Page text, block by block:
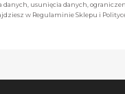
usunięcia danych,
w Regulaminie Sklepu i